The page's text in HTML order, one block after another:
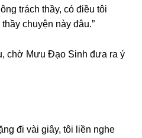
trách thầy, có điều tôi
chuyện này đâu.”
chờ Mưu Đạo Sinh đưa ra ý
đi vài ɡiây, tôi liền nghe